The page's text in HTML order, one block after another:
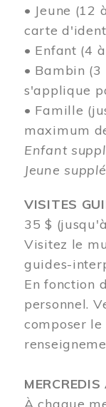
• Jeune (12
carte
• Enfant (4
• Bambin
s'applique
• Famille
maximum
Enfant
Jeune
VISITES
35 $
Visitez le
guides-
En fonction
personnel.
composer le